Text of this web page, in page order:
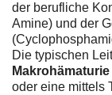
der berufliche
Amine) und der
Die typischen
Makrohämaturie
oder eine mittels